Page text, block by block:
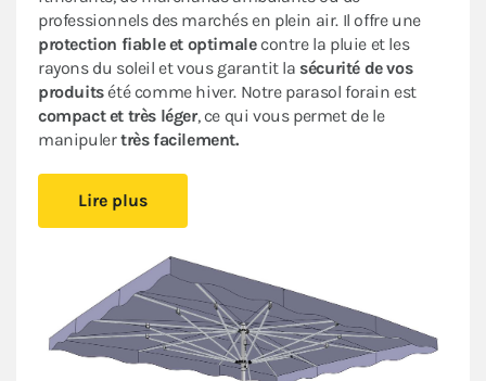
professionnels des marchés en plein air. Il offre une
protection fiable et optimalecontre la pluie et les
rayons du soleil et vous garantit la sécurité de vos
produitsété comme hiver. Notre parasol forain est
compact et très léger, ce qui vous permet de le
manipulertrès facilement.
qualité supérieure
robustesse. Avec sa solide
sa poignée ergonomique,
rapidement, et en toute sécurité, aux conditions
climatiques changeantes. Sa toile en polyester avec
enduction acrylique 300g/m² est100%imperméable
etrésistanteaux UV.
Lire plus